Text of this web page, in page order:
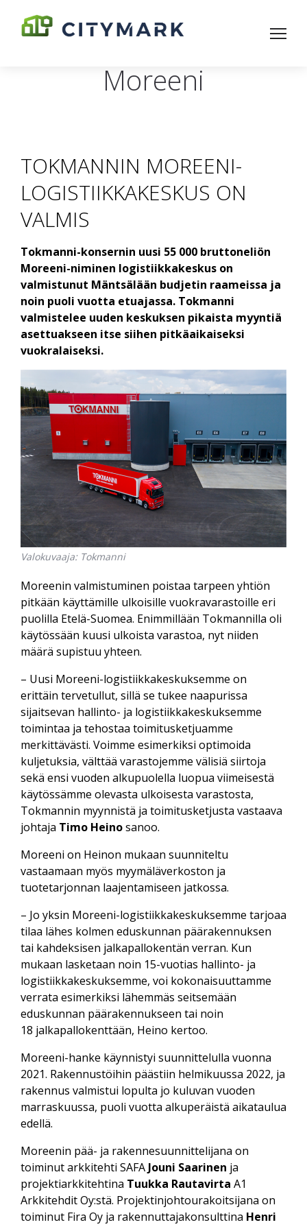
Moreeni
TOKMANNIN MOREENI-
LOGISTIIKKAKESKUS ON
VALMIS
Tokmanni-konsernin uusi 55 000 bruttoneliön
Moreeni-niminen logistiikkakeskus on
valmistunut Mäntsälään budjetin raameissa ja
noin puoli vuotta etuajassa. Tokmanni
valmistelee uuden keskuksen pikaista myyntiä
asettuakseen itse siihen pitkäaikaiseksi
vuokralaiseksi.
Valokuvaaja: Tokmanni
Moreenin valmistuminen poistaa tarpeen yhtiön
pitkään käyttämille ulkoisille vuokravarastoille eri
puolilla Etelä-Suomea. Enimmillään Tokmannilla oli
käytössään kuusi ulkoista varastoa, nyt niiden
määrä supistuu yhteen.
– Uusi Moreeni-logistiikkakeskuksemme on
erittäin tervetullut, sillä se tukee naapurissa
sijaitsevan hallinto- ja logistiikkakeskuksemme
toimintaa ja tehostaa toimitusketjuamme
merkittävästi. Voimme esimerkiksi optimoida
kuljetuksia, välttää varastojemme välisiä siirtoja
sekä ensi vuoden alkupuolella luopua viimeisestä
käytössämme olevasta ulkoisesta varastosta,
Tokmannin myynnistä ja toimitusketjusta vastaava
johtaja Timo Heinosanoo.
Moreeni on Heinon mukaan suunniteltu
vastaamaan myös myymäläverkoston ja
tuotetarjonnan laajentamiseen jatkossa.
– Jo yksin Moreeni-logistiikkakeskuksemme tarjoaa
tilaa lähes kolmen eduskunnan päärakennuksen
tai kahdeksisen jalkapallokentän verran. Kun
mukaan lasketaan noin 15-vuotias hallinto- ja
logistiikkakeskuksemme, voi kokonaisuuttamme
verrata esimerkiksi lähemmäs seitsemään
eduskunnan päärakennukseen tai noin
18 jalkapallokenttään, Heino kertoo.
Moreeni-hanke käynnistyi suunnittelulla vuonna
2021. Rakennustöihin päästiin helmikuussa 2022, ja
rakennus valmistui lopulta jo kuluvan vuoden
marraskuussa, puoli vuotta alkuperäistä aikataulua
edellä.
Moreenin pää- ja rakennesuunnittelijana on
toiminut arkkitehti SAFA Jouni Saarinen ja
projektiarkkitehtina Tuukka Rautavirta A1
Arkkitehdit Oy:stä. Projektinjohtourakoitsijana on
toiminut Fira Oy ja rakennuttajakonsulttina Henri